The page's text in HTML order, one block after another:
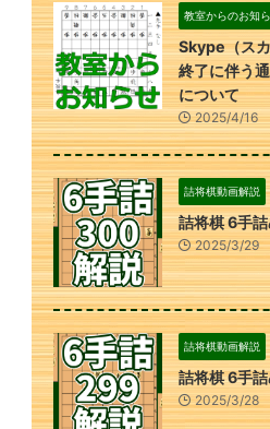
教室からのお知
Skype（ス
終了に伴う
について
2025/4/16
詰将棋動画解説
詰将棋 6手
2025/3/29
詰将棋動画解説
詰将棋 6手
2025/3/28